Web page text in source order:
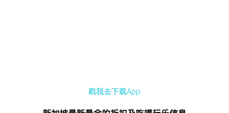
戳我去下载App